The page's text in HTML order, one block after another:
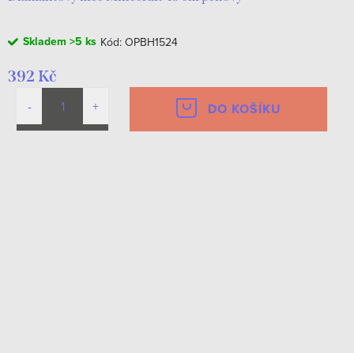
Skladem >5 ks Kód: OPBH1524
392 Kč
DO KOŠÍKU